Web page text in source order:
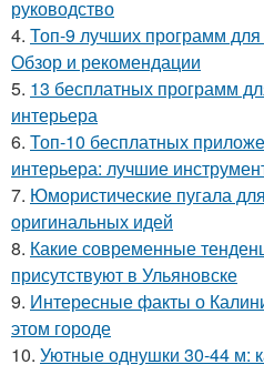
руководство
4. Топ-9 лучших программ
Обзор и рекомендации
5. 13 бесплатных программ
интерьера
6. Топ-10 бесплатных
интерьера: лучшие
7. Юмористические пугала
оригинальных идей
8. Какие современные
присутствуют в Ульяновске
9. Интересные факты о
этом городе
10. Уютные однушки 30-44 м: